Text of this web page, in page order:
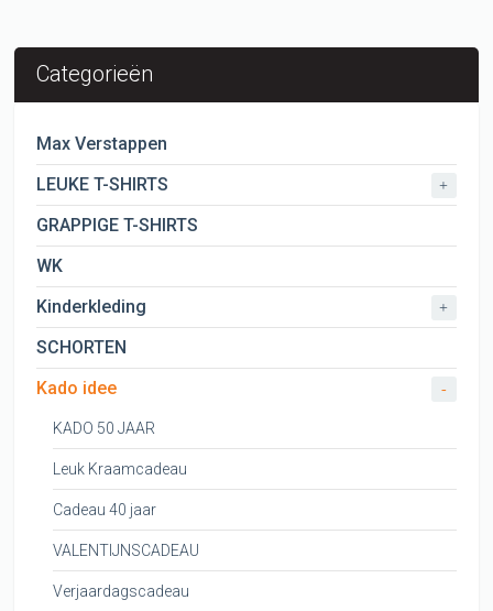
Categorieën
Max Verstappen
LEUKE T-SHIRTS
+
GRAPPIGE T-SHIRTS
WK
Kinderkleding
+
SCHORTEN
Kado idee
-
KADO 50 JAAR
Leuk Kraamcadeau
Cadeau 40 jaar
VALENTIJNSCADEAU
Verjaardagscadeau